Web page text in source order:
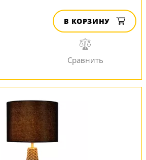
В КОРЗИНУ